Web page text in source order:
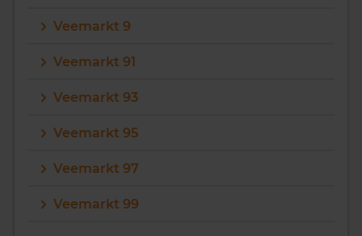
Veemarkt 9
Veemarkt 91
Veemarkt 93
Veemarkt 95
Veemarkt 97
Veemarkt 99